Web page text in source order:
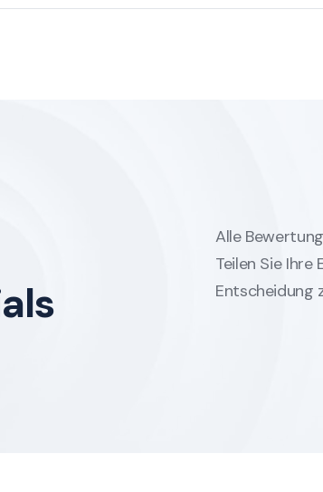
Alle
Teilen Sie Ihre
Entscheidung